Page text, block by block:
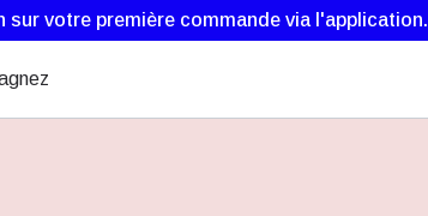
sur votre première commande via l'application.